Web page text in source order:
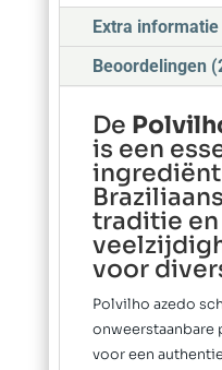
Extra informatie
Beoordelingen
De
is een
traditie en
voor
Polvilho azedo
onweerstaanbare
voor een